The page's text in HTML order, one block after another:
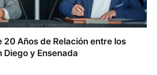
20 Años de Relación entre los
Diego y Ensenada